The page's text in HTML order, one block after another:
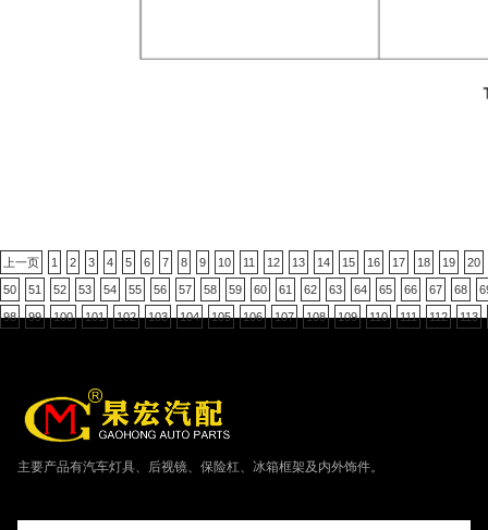
上一页 1 2 3 4 5 6 7 8 9 10 11 12 13 14 15 16 17 18 19 20
50 51 52 53 54 55 56 57 58 59 60 61 62 63 64 65 66 67 68
98 99 100 101 102 103 104 105 106 107 108 109 110 111 112 113
主要产品有汽车灯具、后视镜、保险杠、冰箱框架及内外饰件。